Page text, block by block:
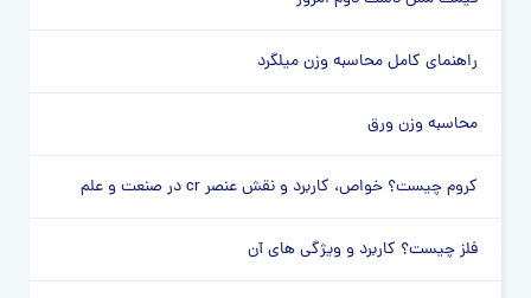
راهنمای کامل محاسبه وزن میلگرد
محاسبه وزن ورق
کروم چیست؟ خواص، کاربرد و نقش عنصر cr در صنعت و علم
فلز چیست؟ کاربرد و ویژگی های آن